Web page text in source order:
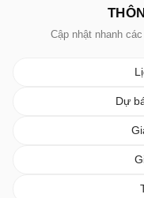
Cập nhật nhanh
Dự